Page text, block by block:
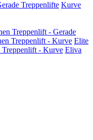
Treppenlifte Kurve
Treppenlift - Gerade
Treppenlift - Kurve Elite
Treppenlift - Kurve Eliva